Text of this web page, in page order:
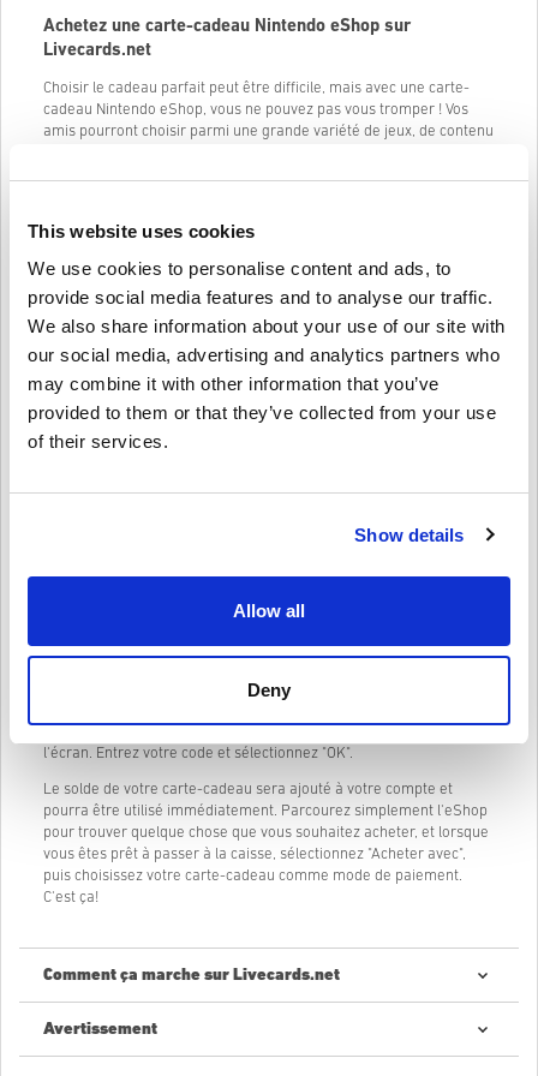
This website uses cookies
We use cookies to personalise content and ads, to
provide social media features and to analyse our traffic.
We also share information about your use of our site with
our social media, advertising and analytics partners who
may combine it with other information that you’ve
provided to them or that they’ve collected from your use
of their services.
Show details
Allow all
Deny
Achetez une carte-cadeau Nintendo eShop sur
Livecards.net
Choisir le cadeau parfait peut être difficile, mais avec une carte-
cadeau Nintendo eShop, vous ne pouvez pas vous tromper ! Vos
amis pourront choisir parmi une grande variété de jeux, de contenu
les derniers jeux et modules complémentaires dès leur sortie. Ils
jeux numériques. Qu'ils aiment Mario Kart, Zelda, Splatoon ou toute
autre franchise Nintendo, ils seront sûrs de trouver quelque chose
qu'ils aiment.
Voici quelques coupures de cartes Nintendo eShop que vous
pouvez acheter :
Carte Nintendo eShop 20 USD
Carte Nintendo eShop 35 USD
correspond au paramètre de votre pays/région. Alors n'attendez
vous et rendez-vous sur le Nintendo eShop.
l'écran. Entrez votre code et sélectionnez "OK".
Le solde de votre carte-cadeau sera ajouté à votre compte et
pourra être utilisé immédiatement. Parcourez simplement l'eShop
pour trouver quelque chose que vous souhaitez acheter, et lorsque
vous êtes prêt à passer à la caisse, sélectionnez "Acheter avec",
puis choisissez votre carte-cadeau comme mode de paiement.
C'est ça!
Comment ça marche sur Livecards.net
Nouveau sur Livecards.net ? Acheter des codes numériques est
rapide et facile :
Avertissement